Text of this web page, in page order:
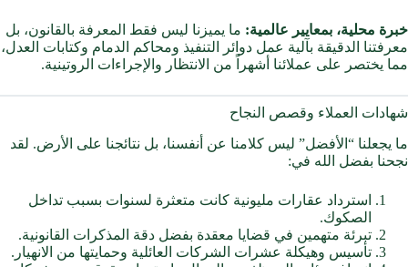
خبرة محلية، بمعايير عالمية: ما يميزنا ليس فقط المعرفة بالقانون، بل
معرفتنا الدقيقة بآلية عمل دوائر التنفيذ ومحاكم الدمام وكتابات العدل،
مما يختصر على عملائنا أشهراً من الانتظار والإجراءات الروتينية.
شهادات العملاء وقصص النجاح
ما يجعلنا “الأفضل” ليس كلامنا عن أنفسنا، بل نتائجنا على الأرض. لقد
نجحنا بفضل الله في:
استرداد عقارات مليونية كانت متعثرة لسنوات بسبب تداخل
الصكوك.
تبرئة متهمين في قضايا معقدة بفضل دقة المذكرات القانونية.
تأسيس وهيكلة عشرات الشركات العائلية وحمايتها من الانهيار.